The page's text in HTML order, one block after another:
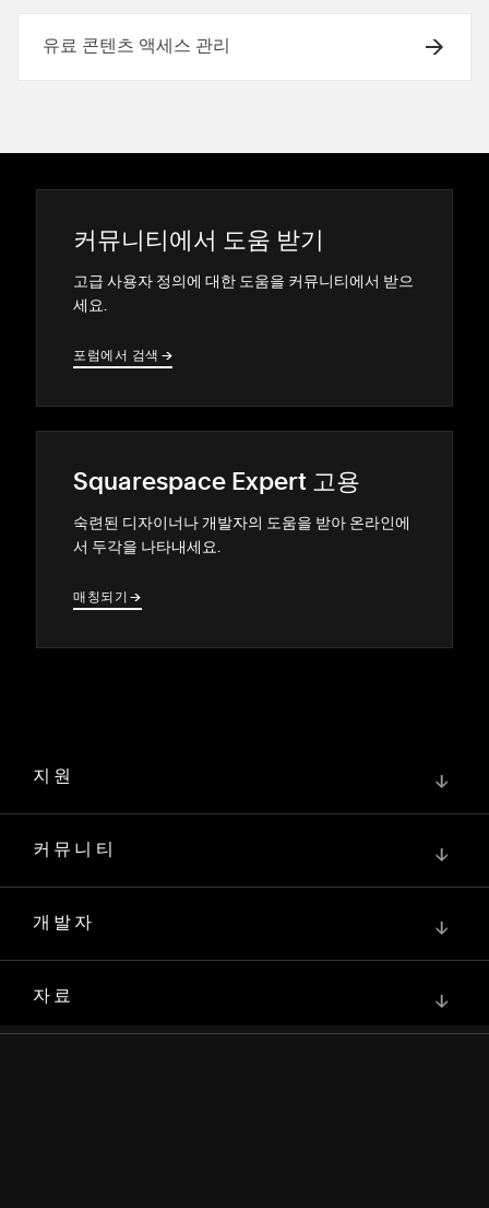
유료 콘텐츠 액세스 관리
커뮤니티에서 도움 받기
고급 사용자 정의에 대한 도움을 커뮤니티에서 받으
세요.
포럼에서 검색 →
→
Squarespace Expert 고용
숙련된 디자이너나 개발자의 도움을 받아 온라인에
서 두각을 나타내세요.
매칭되기 →
→
지원 ↓
커뮤니티 ↓
개발자 ↓
자료 ↓